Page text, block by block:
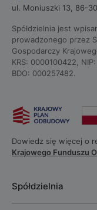
ul. Moniuszki 13, 86-
Spółdzielnia jest
prowadzonego przez
Gospodarczy
KRS: 0000100422,
BDO: 000257482.
Dowiedz się więcej o
Krajowego Funduszu
Spółdzielnia